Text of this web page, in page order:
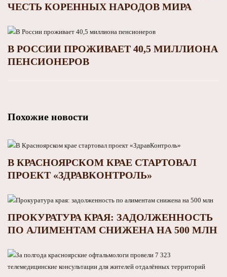
ЧЕСТЬ КОРЕННЫХ НАРОДОВ МИРА
В РОССИИ ПРОЖИВАЕТ 40,5 МИЛЛИОНА
ПЕНСИОНЕРОВ
Похожие новости
В КРАСНОЯРСКОМ КРАЕ СТАРТОВАЛ
ПРОЕКТ «ЗДРАВКОНТРОЛЬ»
ПРОКУРАТУРА КРАЯ: ЗАДОЛЖЕННОСТЬ
ПО АЛИМЕНТАМ СНИЖЕНА НА 500 МЛН